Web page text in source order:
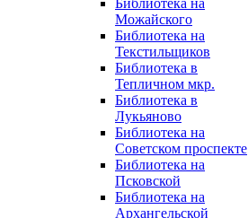
Библиотека на
Можайского
Библиотека на
Текстильщиков
Библиотека в
Тепличном мкр.
Библиотека в
Лукьяново
Библиотека на
Советском проспекте
Библиотека на
Псковской
Библиотека на
Архангельской